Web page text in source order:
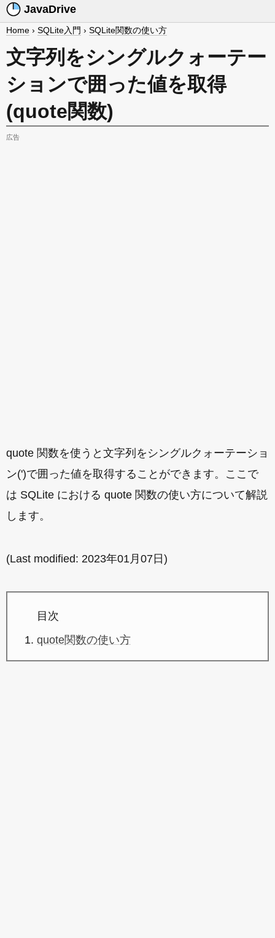
JavaDrive
Home › SQLite入門 › SQLite関数の使い方
文字列をシングルクォーテー
ションで囲った値を取得
(quote関数)
広告
quote 関数を使うと文字列をシングルクォーテーショ
ン(')で囲った値を取得することができます。ここで
は SQLite における quote 関数の使い方について解説
します。
(Last modified: 2023年01月07日 )
目次
quote関数の使い方